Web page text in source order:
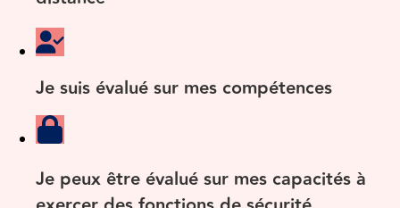
Je suis évalué sur mes compétences
Je peux être évalué sur mes capacités à